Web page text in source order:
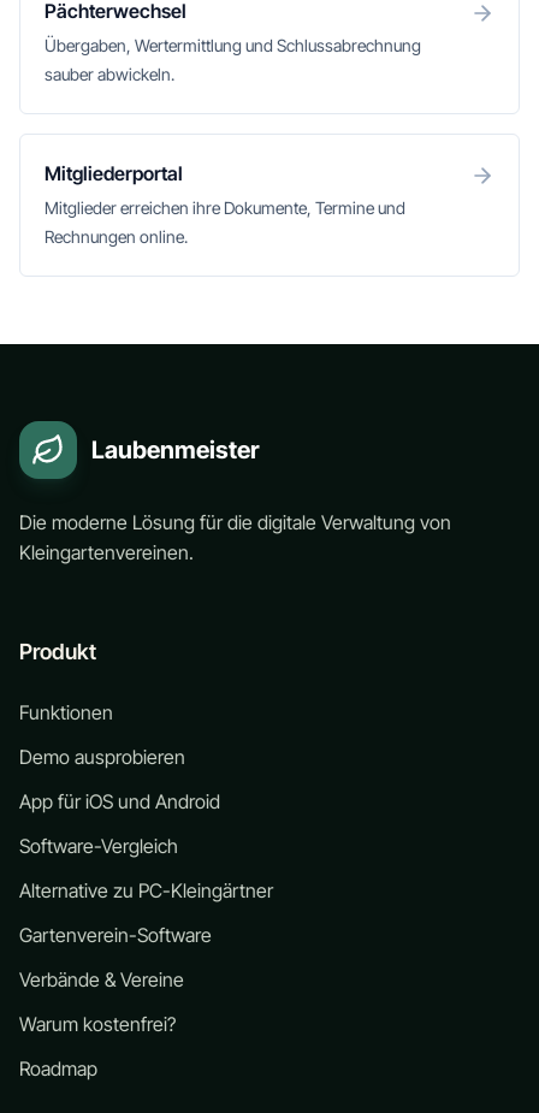
Pächterwechsel
Übergaben, Wertermittlung und Schlussabrechnung
sauber abwickeln.
Mitgliederportal
Mitglieder erreichen ihre Dokumente, Termine und
Rechnungen online.
Laubenmeister
Die moderne Lösung für die digitale Verwaltung von
Kleingartenvereinen.
Produkt
Funktionen
Demo ausprobieren
App für iOS und Android
Software-Vergleich
Alternative zu PC-Kleingärtner
Gartenverein-Software
Verbände & Vereine
Warum kostenfrei?
Roadmap